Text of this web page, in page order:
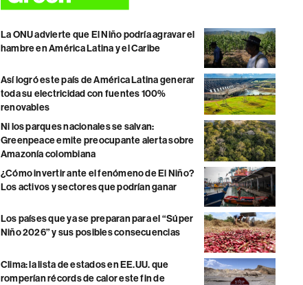
La ONU advierte que El Niño podría agravar el
hambre en América Latina y el Caribe
Así logró este país de América Latina generar
toda su electricidad con fuentes 100%
renovables
Ni los parques nacionales se salvan:
Greenpeace emite preocupante alerta sobre
Amazonía colombiana
¿Cómo invertir ante el fenómeno de El Niño?
Los activos y sectores que podrían ganar
Los países que ya se preparan para el “Súper
Niño 2026” y sus posibles consecuencias
Clima: la lista de estados en EE.UU. que
romperían récords de calor este fin de